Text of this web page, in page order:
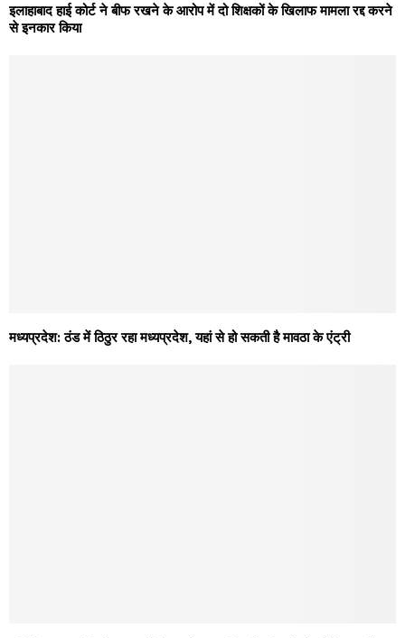
इलाहाबाद हाई कोर्ट ने बीफ रखने के आरोप में दो शिक्षकों के खिलाफ मामला रद्द करने
से इनकार किया
मध्यप्रदेश: ठंड में ठिठुर रहा मध्यप्रदेश, यहां से हो सकती है मावठा के एंट्री